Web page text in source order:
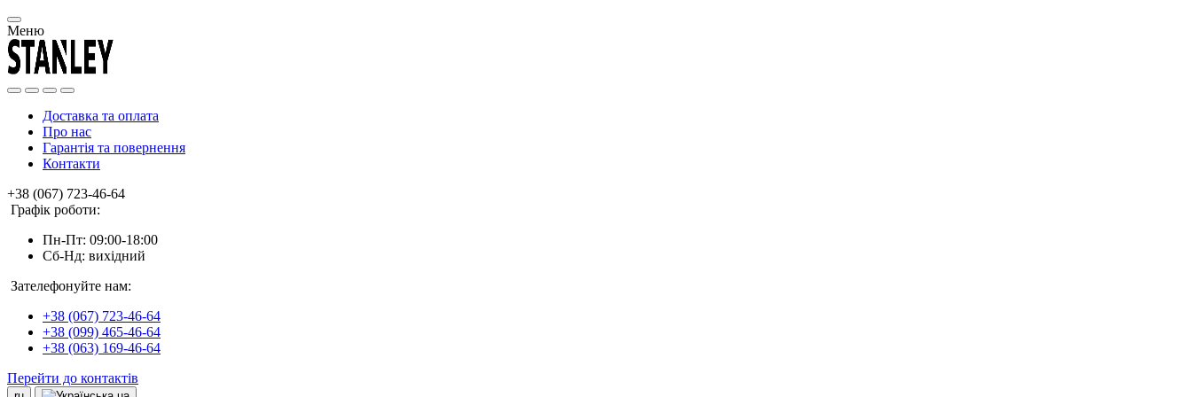
Меню
Доставка та оплата
Про нас
Гарантія та повернення
Контакти
+38 (067) 723-46-64
Графік роботи:
Пн-Пт: 09:00-18:00
Сб-Нд: вихідний
Зателефонуйте нам:
+38 (067) 723-46-64
+38 (099) 465-46-64
+38 (063) 169-46-64
Перейти до контактів